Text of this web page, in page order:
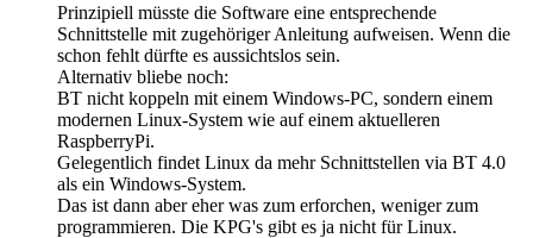
Prinzipiell müsste die Software eine entsprechende
Schnittstelle mit zugehöriger Anleitung aufweisen. Wenn die
schon fehlt dürfte es aussichtslos sein.
Alternativ bliebe noch:
BT nicht koppeln mit einem Windows-PC, sondern einem
modernen Linux-System wie auf einem aktuelleren
RaspberryPi.
Gelegentlich findet Linux da mehr Schnittstellen via BT 4.0
als ein Windows-System.
Das ist dann aber eher was zum erforchen, weniger zum
programmieren. Die KPG's gibt es ja nicht für Linux.